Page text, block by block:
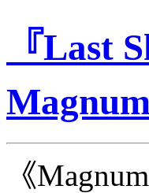
『Last
Magnum
《